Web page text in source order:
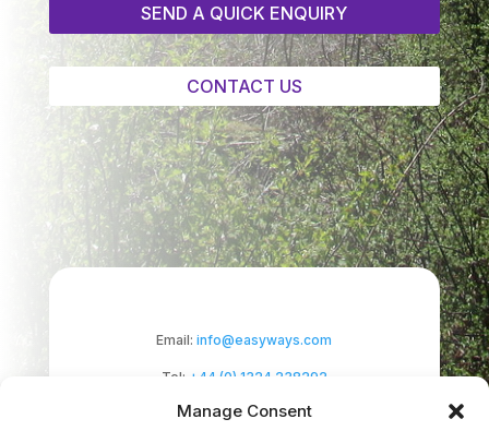
Manage Consent
SEND A QUICK ENQUIRY
CONTACT US
Email:info@easyways.com
Tel: +44 (0) 1324 238292